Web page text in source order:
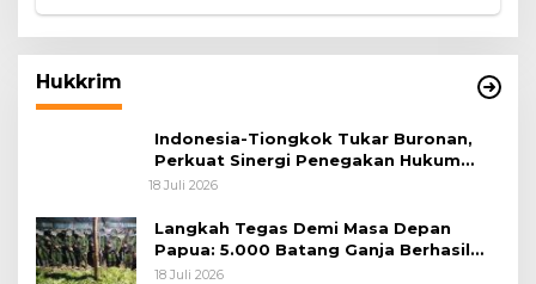
Hukkrim
Indonesia-Tiongkok Tukar Buronan,
Perkuat Sinergi Penegakan Hukum
Lintas Negara
18 Juli 2026
Langkah Tegas Demi Masa Depan
Papua: 5.000 Batang Ganja Berhasil
Diungkap Koops TNI Habema
18 Juli 2026